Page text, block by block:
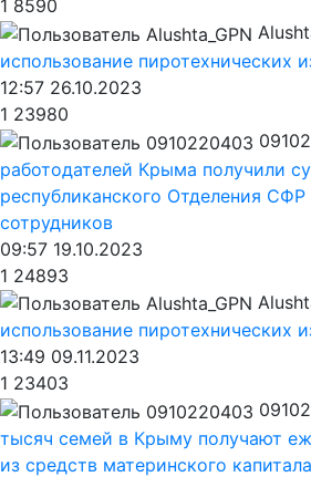
1 8590
использование пиротехнических
12:57 26.10.2023
1 23980
работодателей Крыма получили
республиканского Отделения СФР
сотрудников
09:57 19.10.2023
1 24893
использование пиротехнических
13:49 09.11.2023
1 23403
тысяч семей в Крыму получают
из средств материнского капитала